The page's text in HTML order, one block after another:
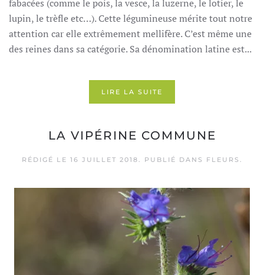
fabacées (comme le pois, la vesce, la luzerne, le lotier, le
lupin, le trèfle etc…). Cette légumineuse mérite tout notre
attention car elle extrêmement mellifère. C’est même une
des reines dans sa catégorie. Sa dénomination latine est...
LIRE LA SUITE
LA VIPÉRINE COMMUNE
RÉDIGÉ LE 16 JUILLET 2018. PUBLIÉ DANS FLEURS .